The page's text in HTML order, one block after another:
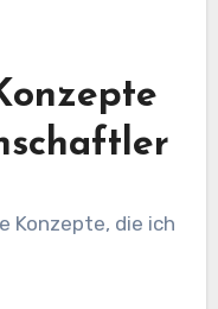
Konzepte, die ich